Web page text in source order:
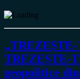
TREZEȘTE-
geopolitice